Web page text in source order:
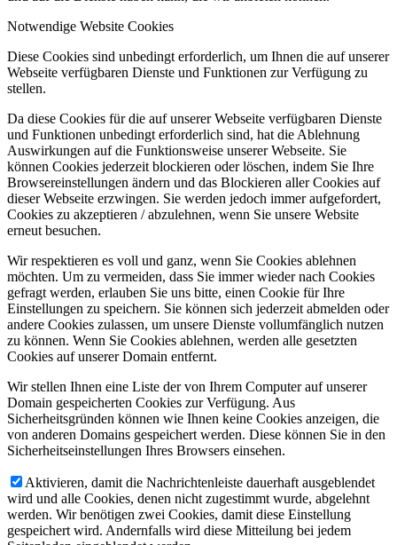
Notwendige Website Cookies
Diese Cookies sind unbedingt erforderlich, um Ihnen die auf unserer
Webseite verfügbaren Dienste und Funktionen zur Verfügung zu
stellen.
Da diese Cookies für die auf unserer Webseite verfügbaren Dienste
und Funktionen unbedingt erforderlich sind, hat die Ablehnung
Auswirkungen auf die Funktionsweise unserer Webseite. Sie
können Cookies jederzeit blockieren oder löschen, indem Sie Ihre
Browsereinstellungen ändern und das Blockieren aller Cookies auf
dieser Webseite erzwingen. Sie werden jedoch immer aufgefordert,
Cookies zu akzeptieren / abzulehnen, wenn Sie unsere Website
erneut besuchen.
Wir respektieren es voll und ganz, wenn Sie Cookies ablehnen
möchten. Um zu vermeiden, dass Sie immer wieder nach Cookies
gefragt werden, erlauben Sie uns bitte, einen Cookie für Ihre
Einstellungen zu speichern. Sie können sich jederzeit abmelden oder
andere Cookies zulassen, um unsere Dienste vollumfänglich nutzen
zu können. Wenn Sie Cookies ablehnen, werden alle gesetzten
Cookies auf unserer Domain entfernt.
Wir stellen Ihnen eine Liste der von Ihrem Computer auf unserer
Domain gespeicherten Cookies zur Verfügung. Aus
Sicherheitsgründen können wie Ihnen keine Cookies anzeigen, die
von anderen Domains gespeichert werden. Diese können Sie in den
Sicherheitseinstellungen Ihres Browsers einsehen.
Aktivieren, damit die Nachrichtenleiste dauerhaft ausgeblendet
wird und alle Cookies, denen nicht zugestimmt wurde, abgelehnt
werden. Wir benötigen zwei Cookies, damit diese Einstellung
gespeichert wird. Andernfalls wird diese Mitteilung bei jedem